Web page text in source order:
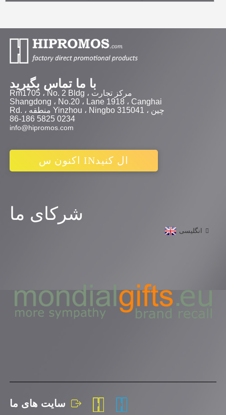
با ما تماس بگیرید
Rm1705 ، No. 2 Bldg ، مرکز تجارت
Shangdong ، No.20 ، Lane 1918 ، Canghai
Rd. ، منطقه Yinzhou ، Ningbo 315041 ، چین
86-186 5825 0234
info@hipromos.com
اکنون س INال کنید
شرکای ما
انگلیسی
سایت های ما